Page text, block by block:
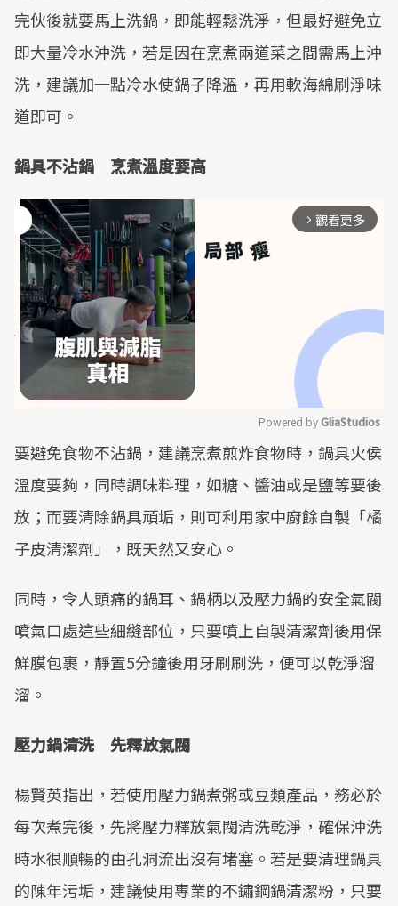
完伙後就要馬上洗鍋，即能輕鬆洗淨，但最好避免立
即大量冷水沖洗，若是因在烹煮兩道菜之間需馬上沖
洗，建議加一點冷水使鍋子降溫，再用軟海綿刷淨味
道即可。
鍋具不沾鍋 烹煮溫度要高
arrow_forward_ios 觀看更多
Mute
Powered by GliaStudios
要避免食物不沾鍋，建議烹煮煎炸食物時，鍋具火侯
溫度要夠，同時調味料理，如糖、醬油或是鹽等要後
放；而要清除鍋具頑垢，則可利用家中廚餘自製「橘
子皮清潔劑」，既天然又安心。
同時，令人頭痛的鍋耳、鍋柄以及壓力鍋的安全氣閥
噴氣口處這些細縫部位，只要噴上自製清潔劑後用保
鮮膜包裹，靜置5分鐘後用牙刷刷洗，便可以乾淨溜
溜。
壓力鍋清洗 先釋放氣閥
楊賢英指出，若使用壓力鍋煮粥或豆類產品，務必於
每次煮完後，先將壓力釋放氣閥清洗乾淨，確保沖洗
時水很順暢的由孔洞流出沒有堵塞。若是要清理鍋具
的陳年污垢，建議使用專業的不鏽鋼鍋清潔粉，只要